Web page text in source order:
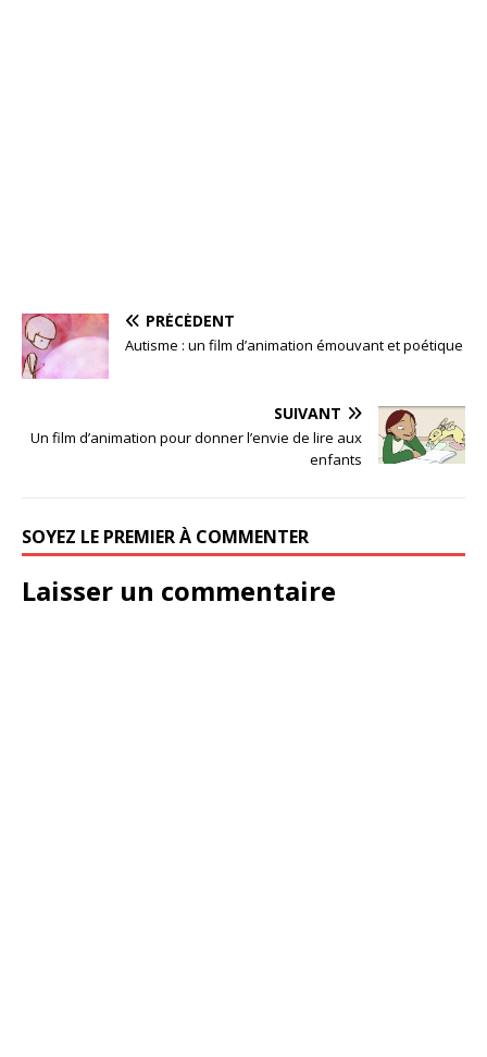
PRÉCÉDENT
Autisme : un film d’animation émouvant et poétique
SUIVANT
Un film d’animation pour donner l’envie de lire aux
enfants
SOYEZ LE PREMIER À COMMENTER
Laisser un commentaire